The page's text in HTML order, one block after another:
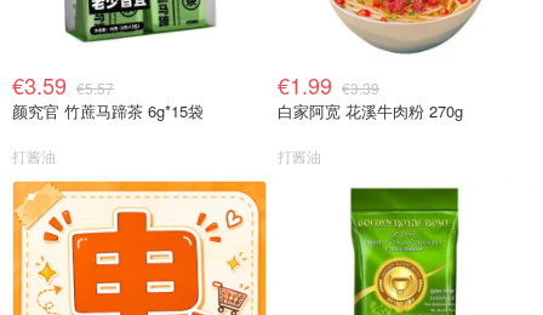
€3.59 €5.57
颜究官 竹蔗马蹄茶 6g*15袋
打酱油
€1.99 €3.39
白家阿宽 花溪牛肉粉 270g
打酱油